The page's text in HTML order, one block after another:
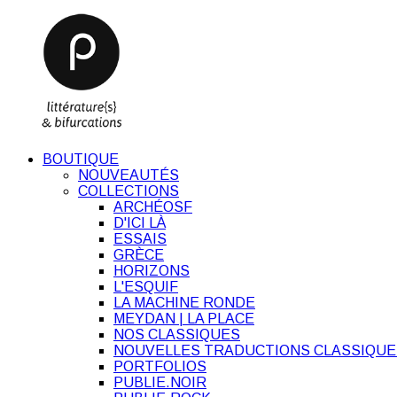
BOUTIQUE
NOUVEAUTÉS
COLLECTIONS
ARCHÉOSF
D'ICI LÀ
ESSAIS
GRÈCE
HORIZONS
L'ESQUIF
LA MACHINE RONDE
MEYDAN | LA PLACE
NOS CLASSIQUES
NOUVELLES TRADUCTIONS
PORTFOLIOS
PUBLIE.NOIR